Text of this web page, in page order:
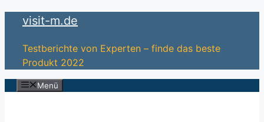
Zum
springen
visit-m.de
Testberichte von Experten – finde das beste
Produkt 2022
Menü